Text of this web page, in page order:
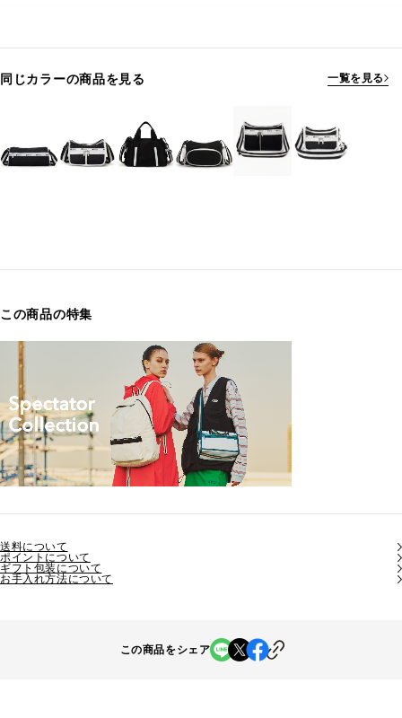
同じカラーの商品を見る 一覧を見る
この商品の特集
送料について
ポイントについて
ギフト包装について
お手入れ方法について
この商品をシェア